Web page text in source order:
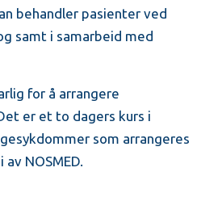
behandler pasienter ved
samt i samarbeid med
for å arrangere
er et to dagers kurs i
som arrangeres
NOSMED.